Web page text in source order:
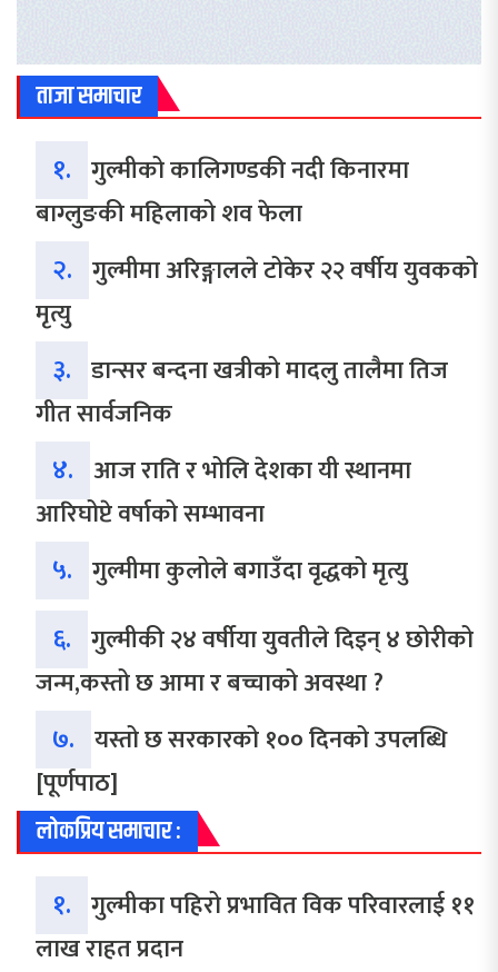
ताजा समाचार
१. गुल्मीको कालिगण्डकी नदी किनारमा
बाग्लुङकी महिलाको शव फेला
२. गुल्मीमा अरिङ्गालले टोकेर २२ वर्षीय युवकको
मृत्यु
३. डान्सर बन्दना खत्रीको मादलु तालैमा तिज
गीत सार्वजनिक
४. आज राति र भोलि देशका यी स्थानमा
आरिघोप्टे वर्षाको सम्भावना
५. गुल्मीमा कुलोले बगाउँदा वृद्धको मृत्यु
६. गुल्मीकी २४ वर्षीया युवतीले दिइन् ४ छोरीको
जन्म,कस्तो छ आमा र बच्चाको अवस्था ?
७. यस्तो छ सरकारको १०० दिनको उपलब्धि
[पूर्णपाठ]
लोकप्रिय समाचार :
१. गुल्मीका पहिरो प्रभावित विक परिवारलाई ११
लाख राहत प्रदान